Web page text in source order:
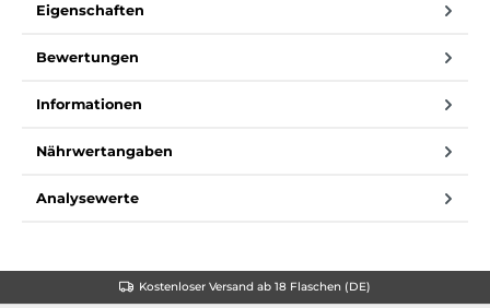
Eigenschaften
Bewertungen
Informationen
Nährwertangaben
Analysewerte
Kostenloser Versand ab 18 Flaschen (DE)